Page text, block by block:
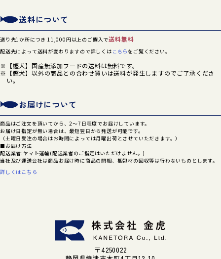
〒4250022
送料について
送り先1か所につき 11,000円以上のご購入で送料無料
配送先によって送料が変わりますので詳しくは こちら をご覧ください。
【鰹犬】国産無添加フードの送料は無料です。
【鰹犬】以外の商品との合わせ買いは送料が発生しますのでご了承くださ
い。
お届けについて
商品はご注文を頂いてから、2～7日程度でお届けしています。
お届け日指定が無い場合は、最短翌日から発送が可能です。
（土曜日受注の場合はお時間によっては月曜出荷とさせていただきます。）
■お届け方法
配送業者:ヤマト運輸(配送業者のご指定はいただけません。)
当社及び運送会社は商品お届け時に商品の開梱、梱包材の回収等は行わないものとします。
詳しくはこちら